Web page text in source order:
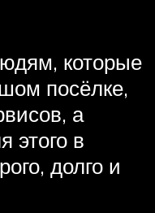
которые
посёлке,
а
этого в
долго и